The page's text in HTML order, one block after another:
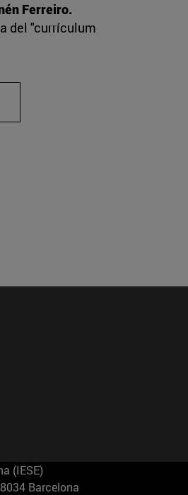
Ferreiro.
del "currículum
para desplazarse.
(IESE)
Barcelona